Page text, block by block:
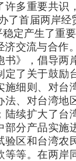
许多重要共识
了首届两岸
定产生了重
交流与合作
书》，倡导两
定了关于鼓励
施细则、对台
法、对台湾地
陆续扩大了台
部分产品实施
验区和台湾农
等等。在两岸